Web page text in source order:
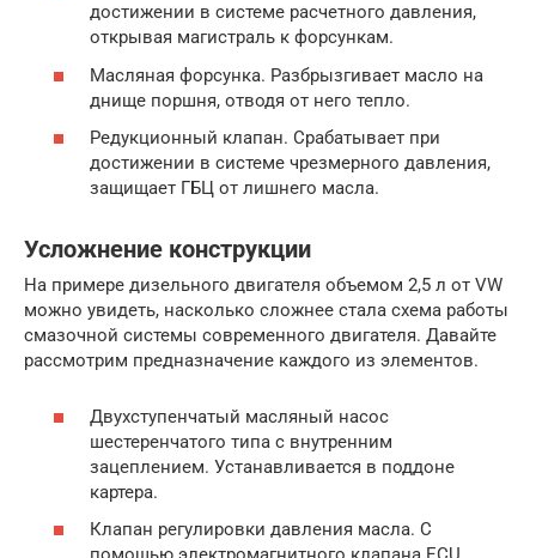
достижении в системе расчетного давления,
открывая магистраль к форсункам.
Масляная форсунка. Разбрызгивает масло на
днище поршня, отводя от него тепло.
Редукционный клапан. Срабатывает при
достижении в системе чрезмерного давления,
защищает ГБЦ от лишнего масла.
Усложнение конструкции
На примере дизельного двигателя объемом 2,5 л от VW
можно увидеть, насколько сложнее стала схема работы
смазочной системы современного двигателя. Давайте
рассмотрим предназначение каждого из элементов.
Двухступенчатый масляный насос
шестеренчатого типа с внутренним
зацеплением. Устанавливается в поддоне
картера.
Клапан регулировки давления масла. С